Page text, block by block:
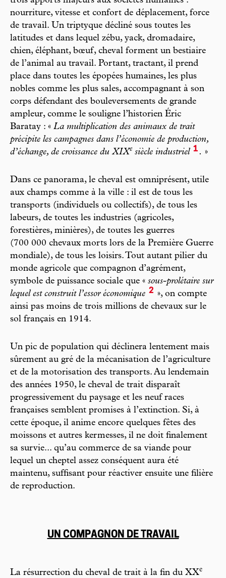
nourriture, vitesse et confort de déplacement, force
de travail. Un triptyque décliné sous toutes les
latitudes et dans lequel zébu, yack, dromadaire,
chien, éléphant, bœuf, cheval forment un bestiaire
de l’animal au travail. Portant, tractant, il prend
place dans toutes les épopées humaines, les plus
nobles comme les plus sales, accompagnant à son
corps défendant des bouleversements de grande
ampleur, comme le souligne l’historien Éric
Baratay : « La multiplication des animaux de trait
précipite les campagnes dans l’économie de production,
d’échange, de croissance du XIXe siècle industriel 1 . »
Dans ce panorama, le cheval est omniprésent, utile
aux champs comme à la ville : il est de tous les
transports (individuels ou collectifs), de tous les
labeurs, de toutes les industries (agricoles,
forestières, minières), de toutes les guerres
(700 000 chevaux morts lors de la Première Guerre
mondiale), de tous les loisirs. Tout autant pilier du
monde agricole que compagnon d’agrément,
symbole de puissance sociale que « sous-prolétaire sur
lequel est construit l’essor économique 2 », on compte
ainsi pas moins de trois millions de chevaux sur le
sol français en 1914.
Un pic de population qui déclinera lentement mais
sûrement au gré de la mécanisation de l’agriculture
et de la motorisation des transports. Au lendemain
des années 1950, le cheval de trait disparaît
progressivement du paysage et les neuf races
françaises semblent promises à l’extinction. Si, à
cette époque, il anime encore quelques fêtes des
moissons et autres kermesses, il ne doit finalement
sa survie... qu’au commerce de sa viande pour
lequel un cheptel assez conséquent aura été
maintenu, suffisant pour réactiver ensuite une filière
de reproduction.
UN COMPAGNON DE TRAVAIL
La résurrection du cheval de trait à la fin du XXe